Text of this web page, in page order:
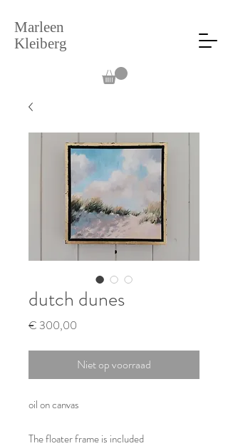
Marleen
Kleiberg
dutch dunes
€ 300,00
Niet op voorraad
oil on canvas
The floater frame is included